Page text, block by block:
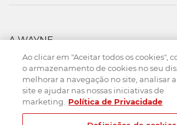
A WAYNE
PRODUTOS
FORÇA DE VENDAS
ASSISTÊNCIA TÉCNICA
DOWNLOADS
CONTATO
Ao clicar em "Aceitar todos os cookies",
o armazenamento de cookies no seu
melhorar a navegação no site, analisar
site e ajudar nas nossas iniciativas de
marketing.
Política de Privacidade